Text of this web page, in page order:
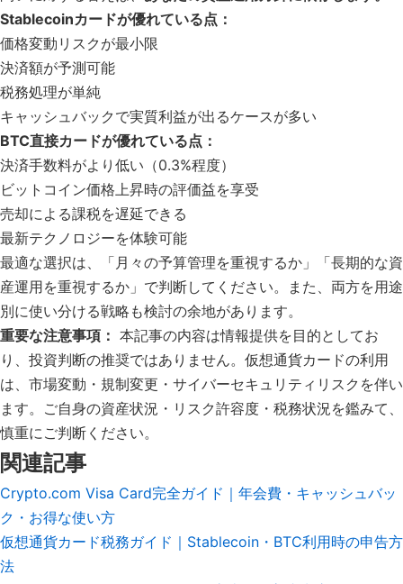
Stablecoinカードが優れている点：
価格変動リスクが最小限
決済額が予測可能
税務処理が単純
キャッシュバックで実質利益が出るケースが多い
BTC直接カードが優れている点：
決済手数料がより低い（0.3%程度）
ビットコイン価格上昇時の評価益を享受
売却による課税を遅延できる
最新テクノロジーを体験可能
最適な選択は、「月々の予算管理を重視するか」「長期的な資
産運用を重視するか」で判断してください。また、両方を用途
別に使い分ける戦略も検討の余地があります。
重要な注意事項： 本記事の内容は情報提供を目的としてお
り、投資判断の推奨ではありません。仮想通貨カードの利用
は、市場変動・規制変更・サイバーセキュリティリスクを伴い
ます。ご自身の資産状況・リスク許容度・税務状況を鑑みて、
慎重にご判断ください。
関連記事
Crypto.com Visa Card完全ガイド｜年会費・キャッシュバッ
ク・お得な使い方
仮想通貨カード税務ガイド｜Stablecoin・BTC利用時の申告方
法